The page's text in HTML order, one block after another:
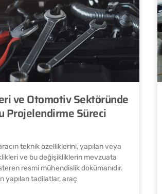
ve Otomotiv Sektöründe
Projelendirme Süreci
teknik özelliklerini, yapılan veya
ve bu değişikliklerin mevzuata
resmi mühendislik dokümanıdır.
yapılan tadilatlar, araç